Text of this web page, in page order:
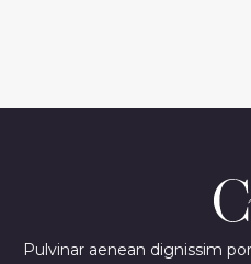
Pulvinar aenean dignissim